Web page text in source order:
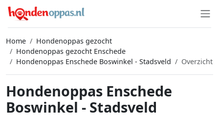
Home
Hondenoppas gezocht
Hondenoppas gezocht Enschede
Hondenoppas Enschede Boswinkel - Stadsveld
Overzicht
Hondenoppas Enschede
Boswinkel - Stadsveld